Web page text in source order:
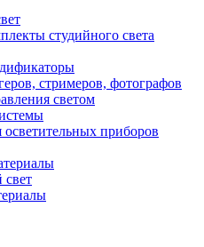
студийного света
стримеров, фотографов
светом
приборов
свет